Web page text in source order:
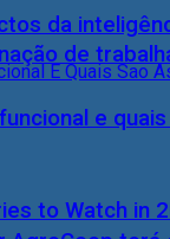
de
da
e
to Watch in